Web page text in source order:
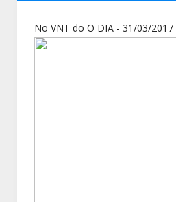
No VNT do O DIA - 31/03/2017